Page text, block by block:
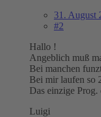
31. August
#2
Hallo !
Angeblich muß
Bei manchen
Bei mir laufen so
Das einzige
Luigi